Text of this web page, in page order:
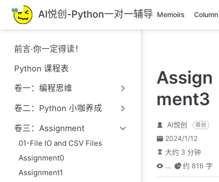
跳
至
主
要
內
AI悦创-Python一对一辅导 Memoirs Column
前言·你一定得读！
Python 课程表
卷一：编程思维
卷二：Python 小咖养成
卷三：Assignment
01-File IO and CSV Files
Assignment0
Assignment1
Assign
ment3
AI悦创 原创
2024/1/12
大约 3 分钟
...
约 816 字